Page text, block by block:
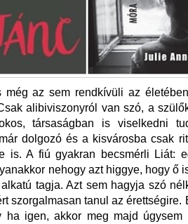
még az sem rendkívüli az
alibiviszonyról van szó, a
társaságban is viselkedni
dolgozó és a kisvárosba csak
is. A fiú gyakran becsmérli Liát:
nehogy azt higgye, hogy ő
tagja. Azt sem hagyja szó
szorgalmasan tanul az érettségire.
ha igen, akkor meg majd